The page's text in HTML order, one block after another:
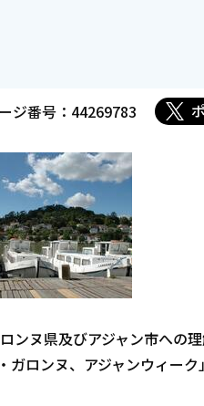
ジ番号：44269783
ンヌ県及びアジャン市への
ロンヌ、アジャンウィーク